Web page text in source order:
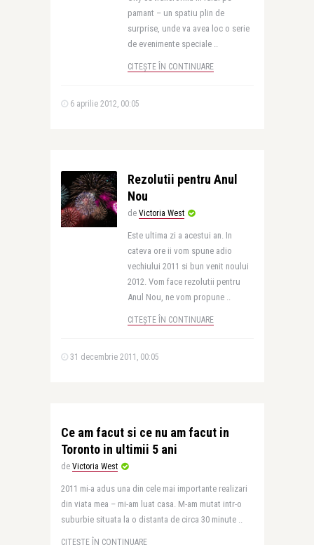
pamant – un spatiu plin de
surprise, unde va avea loc o serie
de evenimente speciale ..
CITEȘTE ÎN CONTINUARE
6 aprilie 2012, 00:05
Rezolutii pentru Anul
Nou
de Victoria West
Este ultima zi a acestui an. In
cateva ore ii vom spune adio
vechiului 2011 si bun venit noului
2012. Vom face rezolutii pentru
Anul Nou, ne vom propune ..
CITEȘTE ÎN CONTINUARE
31 decembrie 2011, 00:05
Ce am facut si ce nu am facut in
Toronto in ultimii 5 ani
de Victoria West
2011 mi-a adus una din cele mai importante realizari
din viata mea – mi-am luat casa. M-am mutat intr-o
suburbie situata la o distanta de circa 30 minute ..
CITEȘTE ÎN CONTINUARE